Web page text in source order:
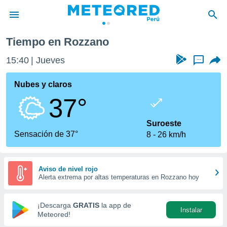
de
ha sido
calidad.
a este
las
y
forma
digital
basada
Tiempo en Rozzano
15:40 Jueves ...
Nubes y claros
37°
Sensación de 37°
Suroeste
8
26 km/h
Aviso de nivel rojo
Alerta extrema por altas temperaturas en Rozzano hoy
¡Descarga GRATIS la app de
Meteored!
Instalar